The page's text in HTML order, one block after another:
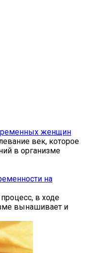
женщин
век, которое
в организме
на
в ходе
вынашивает и